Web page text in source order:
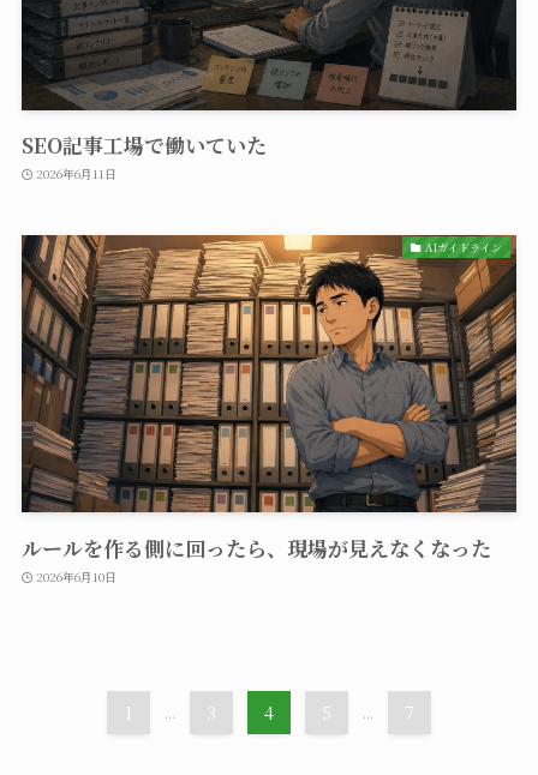
SEO記事工場で働いていた
2026年6月11日
AIガイドライン
ルールを作る側に回ったら、現場が見えなくなった
2026年6月10日
1 ... 3 4 5 ... 7